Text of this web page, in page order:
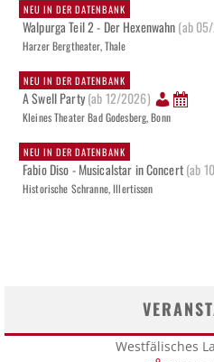
NEU IN DER DATENBANK
Walpurga Teil 2 - Der Hexenwahn(ab
Harzer Bergtheater, Thale
NEU IN DER DATENBANK
A Swell Party(ab 12/2026)
Kleines Theater Bad Godesberg, Bonn
NEU IN DER DATENBANK
Fabio Diso - Musicalstar in Concert(ab
Historische Schranne, Illertissen
Westfälisches